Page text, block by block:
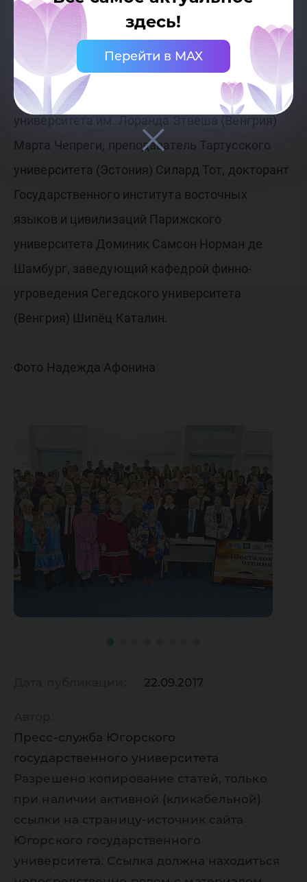
здесь!
Перейти в MAX
В работе конференции принимают участие
немало ученых с мировым именем, например,
доцент кафедры финно-угроведения
университета им. Лоранда Этвеша (Венгрия)
Марта Чепреги, преподаватель Тартусского
университета (Эстония) Силард Тот, докторант
Государственного института восточных
языков и цивилизаций Парижского
университета Доминик Самсон Норман де
Шамбург, заведующий кафедрой финно-
угроведения Сегедского университета
(Венгрия) Шипёц Каталин.
Фото Надежда Афонина
22.09.2017
Пресс-служба Югорского
государственного университета
Разрешено копирование статей, только
при наличии активной (кликабельной)
ссылки на страницу-источник сайта
Югорского государственного
университета. Ссылка должна находиться